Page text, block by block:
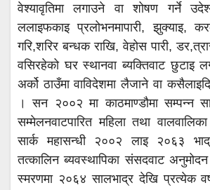
वेश्यावृतिमा लगाउने वा शोषण गर्ने
ललाइफकाइ प्रलोभनमापारी, झुक्याइ,
गरि,शरिर बन्धक राखि, वेहोस पारी,
वसिरहेको घर स्थानवा ब्यक्तिवाट छुटाइ
अर्को ठाउँमा वाविदेशमा लैजाने वा
। सन २००२ मा काठमाण्डौमा सम्पन्न
सम्मेलनवाटपारित महिला तथा
सार्क महासन्धी २००२ लाइ २०६३
तत्कालिन ब्यवस्थापिका संसदवाट अनुमोदन
स्मरणमा २०६४ सालभाद्र देखि प्रत्येक